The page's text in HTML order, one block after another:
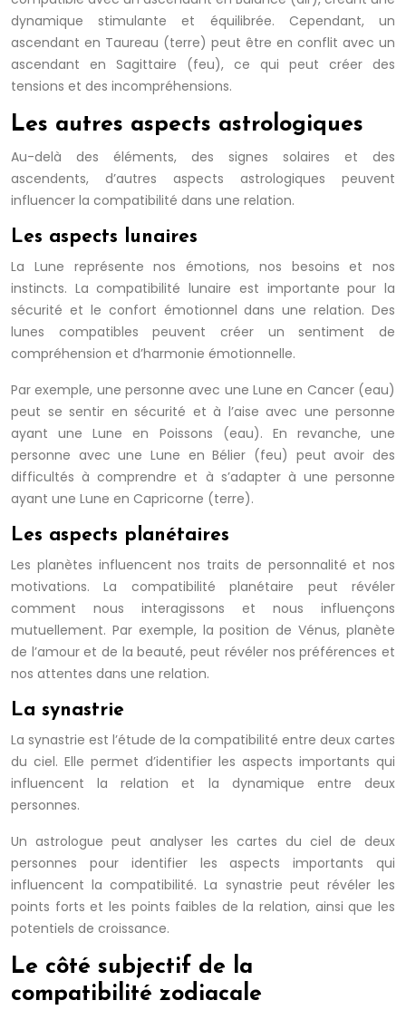
dynamique stimulante et équilibrée. Cependant, un
ascendant en Taureau (terre) peut être en conflit avec un
ascendant en Sagittaire (feu), ce qui peut créer des
tensions et des incompréhensions.
Les autres aspects astrologiques
Au-delà des éléments, des signes solaires et des
ascendents, d’autres aspects astrologiques peuvent
influencer la compatibilité dans une relation.
Les aspects lunaires
La Lune représente nos émotions, nos besoins et nos
instincts. La compatibilité lunaire est importante pour la
sécurité et le confort émotionnel dans une relation. Des
lunes compatibles peuvent créer un sentiment de
compréhension et d’harmonie émotionnelle.
Par exemple, une personne avec une Lune en Cancer (eau)
peut se sentir en sécurité et à l’aise avec une personne
ayant une Lune en Poissons (eau). En revanche, une
personne avec une Lune en Bélier (feu) peut avoir des
difficultés à comprendre et à s’adapter à une personne
ayant une Lune en Capricorne (terre).
Les aspects planétaires
Les planètes influencent nos traits de personnalité et nos
motivations. La compatibilité planétaire peut révéler
comment nous interagissons et nous influençons
mutuellement. Par exemple, la position de Vénus, planète
de l’amour et de la beauté, peut révéler nos préférences et
nos attentes dans une relation.
La synastrie
La synastrie est l’étude de la compatibilité entre deux cartes
du ciel. Elle permet d’identifier les aspects importants qui
influencent la relation et la dynamique entre deux
personnes.
Un astrologue peut analyser les cartes du ciel de deux
personnes pour identifier les aspects importants qui
influencent la compatibilité. La synastrie peut révéler les
points forts et les points faibles de la relation, ainsi que les
potentiels de croissance.
Le côté subjectif de la
compatibilité zodiacale